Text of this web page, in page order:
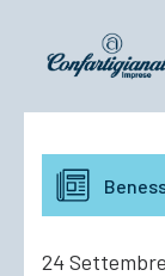
Notizie e Documenti
Confartigianato
24